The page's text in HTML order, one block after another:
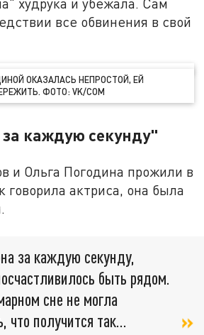
все обвинения в свой
ОКАЗАЛАСЬ НЕПРОСТОЙ, ЕЙ
ФОТО: VK/COM
каждую секунду"
и Ольга Погодина прожили в
говорила актриса, она была
за каждую секунду,
быть рядом.
сне не могла
что получится так...